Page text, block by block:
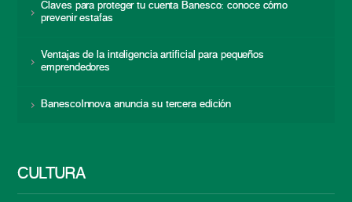
Claves para proteger tu cuenta Banesco: conoce cómo
prevenir estafas
Ventajas de la inteligencia artificial para pequeños
emprendedores
BanescoInnova anuncia su tercera edición
CULTURA